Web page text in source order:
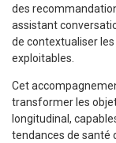
des
assistant
de contextualiser
exploitables.
Cet
transformer les
longitudinal,
tendances de santé